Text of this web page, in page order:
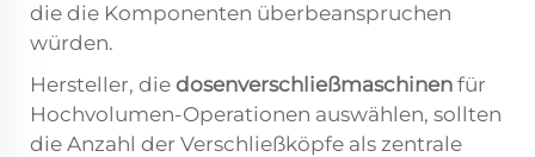
die die Komponenten überbeanspruchen
würden.
Hersteller, die dosenverschließmaschinen für
Hochvolumen-Operationen auswählen, sollten
die Anzahl der Verschließköpfe als zentrale